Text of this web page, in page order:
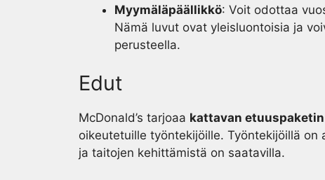
Myymäläpäällikkö: Voit odottaa
Nämä luvut ovat yleisluontoisia ja
perusteella.
Edut
McDonald’s tarjoaa kattavan etuuspaketin
oikeutetuille työntekijöille. Työntekijöillä
ja taitojen kehittämistä on saatavilla.